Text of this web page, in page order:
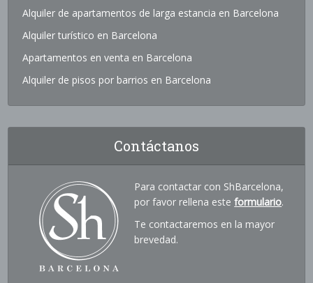
Alquiler de apartamentos de larga estancia en Barcelona
Alquiler turístico en Barcelona
Apartamentos en venta en Barcelona
Alquiler de pisos por barrios en Barcelona
Contáctanos
Para contactar con ShBarcelona,
por favor rellena esteformulario.
Te contactaremos en la mayor
brevedad.